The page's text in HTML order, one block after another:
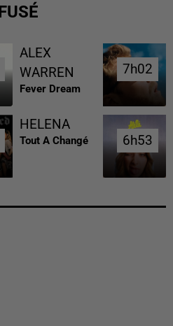
ALEX
WARREN
Fever Dream
7h02
7h02
HELENA
Tout A Changé 6h53
6h53